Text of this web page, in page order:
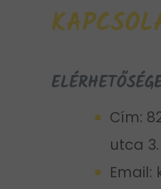
Cím:
utca 3.
Email: